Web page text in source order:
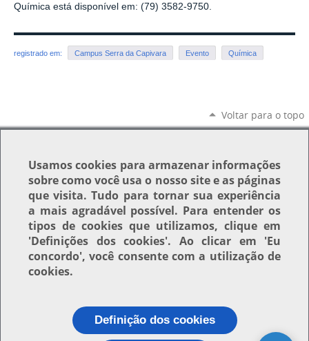
Química está disponível em: (79) 3582-9750.
registrado em: Campus Serra da Capivara Evento Química
Voltar para o topo
Usamoscookies para armazenar informações
sobre como você usa o nosso site e as páginas
que visita. Tudo para tornar sua experiência
a mais agradável possível. Para entender os
tipos de cookies que utilizamos, clique em
'Definições dos cookies'. Ao clicar em 'Eu
concordo', você consente com a utilização de
cookies.